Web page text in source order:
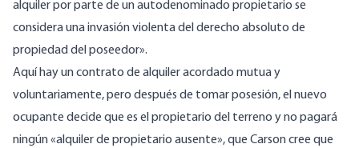
alquiler por parte de un autodenominado propietario se
considera una invasión violenta del derecho absoluto de
propiedad del poseedor».
Aquí hay un contrato de alquiler acordado mutua y
voluntariamente, pero después de tomar posesión, el nuevo
ocupante decide que es el propietario del terreno y no pagará
ningún «alquiler de propietario ausente», que Carson cree que